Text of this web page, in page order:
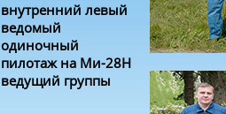
внутренний левый
ведомый
одиночный
пилотаж на Ми-28Н
ведущий группы